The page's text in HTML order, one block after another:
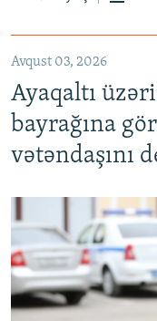
Avqust 03, 2026
Ayaqaltı
bayrağına
vətəndaşını